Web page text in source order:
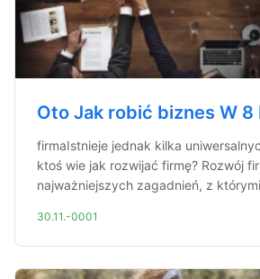
Oto Jak robić biznes W 8
firmaIstnieje jednak kilka
ktoś wie jak rozwijać firmę? Rozwój
najważniejszych zagadnień, z
30.11.-0001